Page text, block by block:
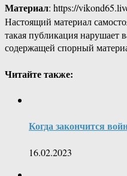
Материал: https://
Настоящий материал
такая публикация
содержащей спорный
Читайте также:
Когда закончится
16.02.2023